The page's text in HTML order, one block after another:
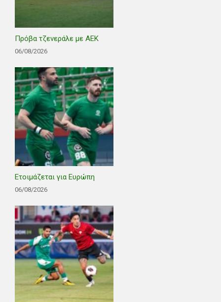
Πρόβα τζενεράλε με ΑΕΚ
06/08/2026
Ετοιμάζεται για Ευρώπη
06/08/2026